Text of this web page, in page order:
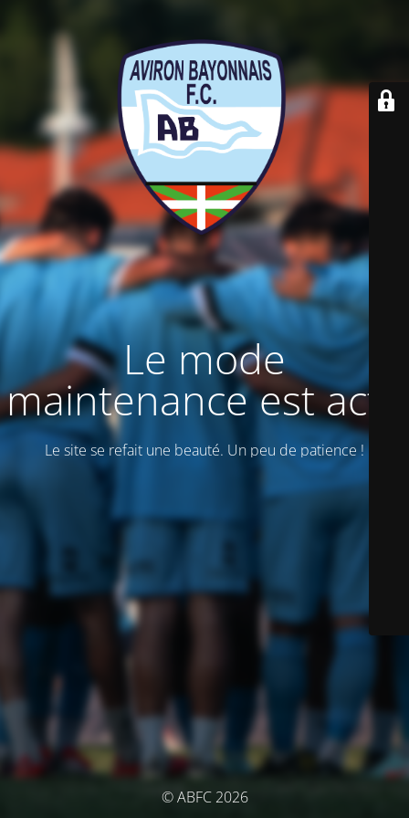
Le mode
maintenance est actif
Le site se refait une beauté. Un peu de patience !
© ABFC 2026